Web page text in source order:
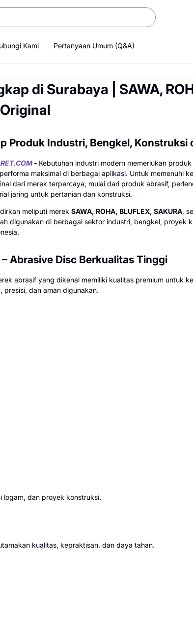
Kami Pertanyaan Umum (Q&A)
di Surabaya | SAWA,
Produk Industri, Bengkel, Konstruksi
- Kebutuhan industri modern memerlukan
maksimal di berbagai aplikasi. Untuk memenuhi
dari merek terpercaya, mulai dari produk abrasif,
jaring untuk pertanian dan konstruksi.
meliputi merek SAWA, ROHA, BLUFLEX, SAKURA,
digunakan di berbagai sektor industri, bengkel, proyek
– Abrasive Disc Berkualitas Tinggi
abrasif yang dikenal memiliki kualitas premium untuk
dan aman digunakan.
logam, dan proyek konstruksi.
kualitas, kepraktisan, dan daya tahan.